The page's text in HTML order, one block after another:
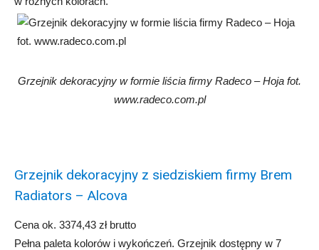
Grzejnik dekoracyjny w formie liścia firmy Radeco – Hoja fot.
www.radeco.com.pl
Grzejnik dekoracyjny z siedziskiem firmy Brem
Radiators – Alcova
Cena ok. 3374,43 zł brutto
Pełna paleta kolorów i wykończeń. Grzejnik dostępny w 7